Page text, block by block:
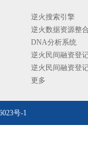
逆火搜索引擎
逆火数据资源整
DNA分析系统
逆火民间融资登
逆火民间融资登
更多
号-1